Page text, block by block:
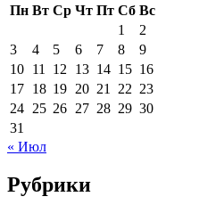
Пн Вт Ср Чт Пт Сб Вс
1
2
3
4 5 6 7 8
9
10 11 12 13 14 15 16
17 18 19 20 21 22 23
24 25 26 27 28 29 30
31
« Июл
Рубрики